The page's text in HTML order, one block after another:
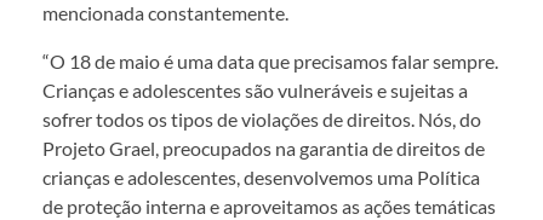
mencionada constantemente.
“O 18 de maio é uma data que precisamos falar sempre.
Crianças e adolescentes são vulneráveis e sujeitas a
sofrer todos os tipos de violações de direitos. Nós, do
Projeto Grael, preocupados na garantia de direitos de
crianças e adolescentes, desenvolvemos uma Política
de proteção interna e aproveitamos as ações temáticas